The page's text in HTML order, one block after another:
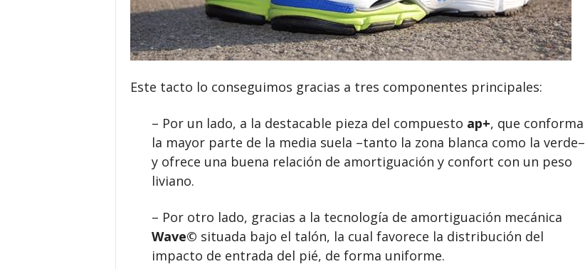
Este tacto lo conseguimos gracias a tres componentes principales:
– Por un lado, a la destacable pieza del compuesto ap+, que conforma
la mayor parte de la media suela –tanto la zona blanca como la verde–
y ofrece una buena relación de amortiguación y confort con un peso
liviano.
– Por otro lado, gracias a la tecnología de amortiguación mecánica
Wave© situada bajo el talón, la cual favorece la distribución del
impacto de entrada del pié, de forma uniforme.